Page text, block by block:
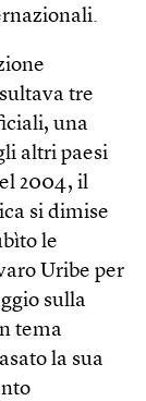
tre
una
altri paesi
2004, il
si dimise
le
Uribe per
sulla
tema
la sua